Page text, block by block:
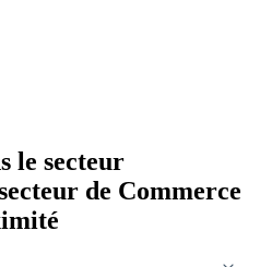
le secteur
de Commerce